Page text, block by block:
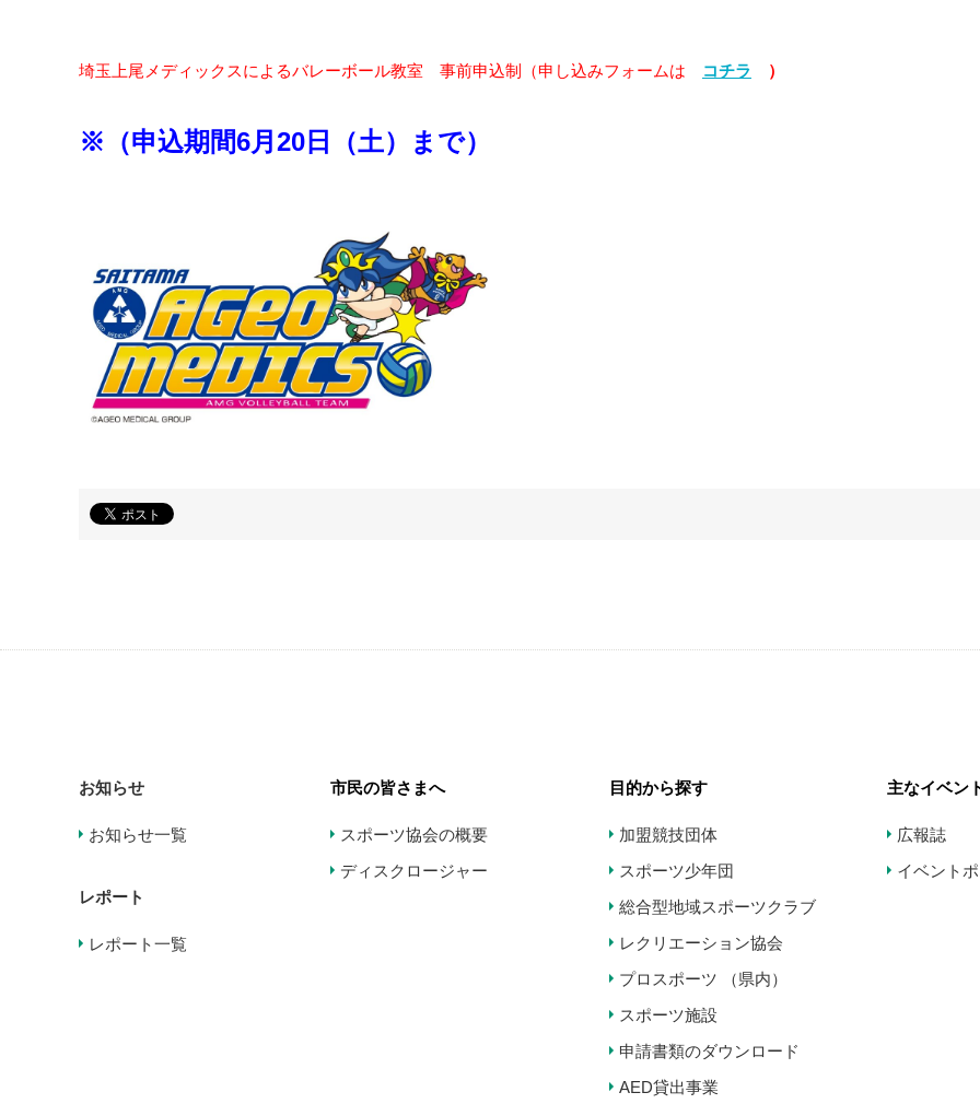
埼玉上尾メディックスによるバレーボール教室 事前申込制（申し込みフォームは コチラ ）
※（申込期間6月20日（土）まで）
お知らせ
お知らせ一覧
レポート
レポート一覧
市民の皆さまへ
スポーツ協会の概要
ディスクロージャー
目的から探す
加盟競技団体
スポーツ少年団
総合型地域スポーツクラブ
レクリエーション協会
プロスポーツ （県内）
スポーツ施設
申請書類のダウンロード
AED貸出事業
主なイベン
広報誌
イベント